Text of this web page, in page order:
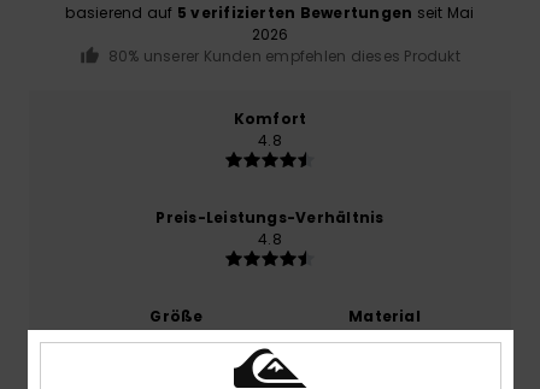
basierend auf 5 verifizierten Bewertungen seit Mai
2026
80% unserer Kunden empfehlen dieses Produkt
Komfort
4.8
Preis-Leistungs-Verhältnis
4.8
Größe
Material
4.6